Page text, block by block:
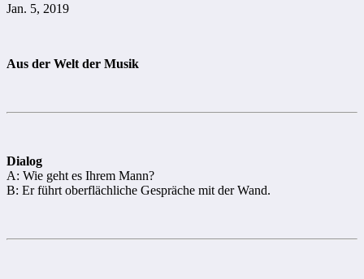
Jan. 5, 2019
Aus der Welt der Musik
Dialog
A: Wie geht es Ihrem Mann?
B: Er führt oberflächliche Gespräche mit der Wand.